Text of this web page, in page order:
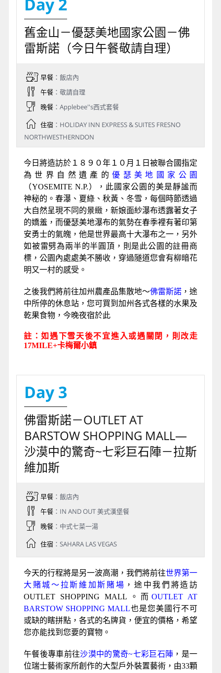
Day 2
舊金山－優瑟美地國家公園－佛
雷斯諾（今日午餐敬請自理）
早餐：飯店內
午餐：敬請自理
晚餐：Applebee''s西式套餐
住宿：HOLIDAY INN EXPRESS & SUITES FRESNO
NORTHWESTHERNDON
今日將造訪於１８９０年１０月１日被聯合國指定
為世界自然遺產的優瑟美地國家公園
（YOSEMITE N.P.），此國家公園的美是靜謐而
神秘的。春瀑、夏綠、秋黃、冬雪，每個時節透過
大自然呈現不同的景緻，新娘面紗瀑布透露著女子
的嬌羞，而優瑟美地瀑布的氣勢在春季裡有著印第
安勇士的氣魄，他是世界最高十大瀑布之一，另外
如被雷劈為兩半的半圓頂，則是此公園的註冊商
標，公園內處處美不勝收，穿過隧道您會有柳暗花
明又一村的感受。
之後我們將前往加州農產品集散地～佛雷斯諾 ，途
中所停的休息站，您可買到加州各式各樣的水果及
乾果食物，今晚夜宿於此
註：如遇下雪天後不宜進入或遇關閉，則改走
17MILE+卡梅爾小鎮
Day 3
佛雷斯諾－OUTLET AT
BARSTOW SHOPPING MALL—
沙漠中的驚奇~七彩巨石陣－拉斯
維加斯
早餐：飯店內
午餐：IN AND OUT 美式漢堡餐
晚餐：中式七菜一湯
住宿：SAHARA LAS VEGAS
今天的行程將是另一波高潮，我們將前往世界第一
大賭城～拉斯維加斯賭場 ，途中我們將造訪
OUTLET SHOPPING MALL。而OUTLET AT
BARSTOW SHOPPING MALL也是您美國行不可
或缺的瞎拼點，各式的名牌貨，便宜的價格，希望
您亦能找到您要的寶物。
午餐後專車前往沙漠中的驚奇~七彩巨石陣 ，是一
位瑞士藝術家所創作的大型戶外裝置藝術，由33顆